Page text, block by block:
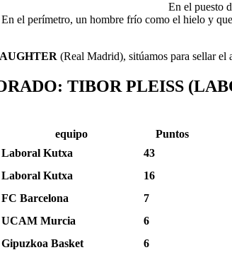
En el puesto
el perímetro, un hombre frío como el hielo y
(Real Madrid), sitúamos para sellar el
TIBOR PLEISS
equipo
Puntos
Laboral Kutxa
43
Laboral Kutxa
16
FC Barcelona
7
UCAM Murcia
6
Gipuzkoa Basket
6